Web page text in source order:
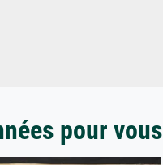
pour vous